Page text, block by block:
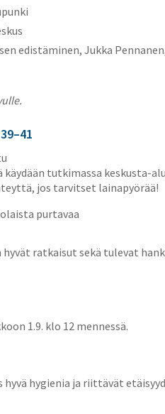
edistäminen, Jukka
tutkimassa keskusta-
jos tarvitset lainapyörää!
purtavaa
ratkaisut sekä tulevat
1.9. klo 12 mennessä.
hygienia ja riittävät